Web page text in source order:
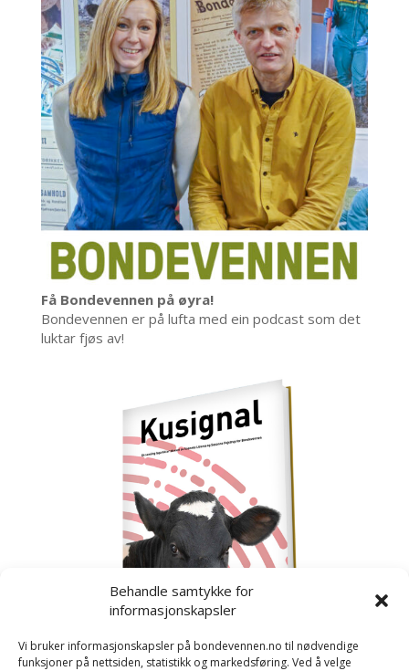
Behandle samtykke for
informasjonskapsler
Vi bruker informasjonskapsler på bondevennen.no til nødvendige
funksjoner på nettsiden, statistikk og markedsføring. Ved å velge
Få Bondevennen på øyra!
Bondevennen er på lufta med ein podcast som det
luktar fjøs av!